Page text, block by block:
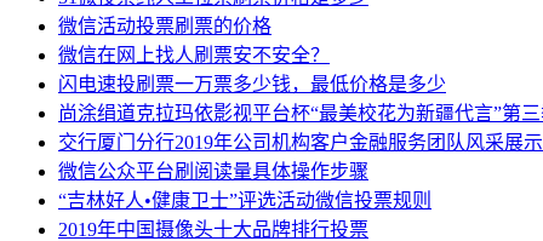
微信活动投票刷票的价格
微信在网上找人刷票安不安全？
闪电速投刷票一万票多少钱，最低价格是多少
尚涂绢道克拉玛依影视平台杯“最美校花为新疆代言”第
交行厦门分行2019年公司机构客户金融服务团队风采展
微信公众平台刷阅读量具体操作步骤
“吉林好人•健康卫士”评选活动微信投票规则
2019年中国摄像头十大品牌排行投票